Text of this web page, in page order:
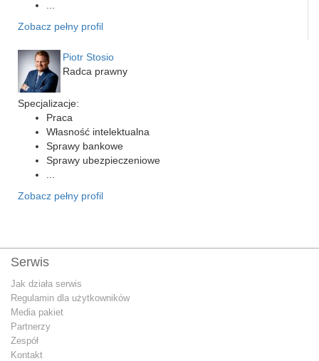
Zobacz pełny profil
Piotr Stosio
Radca prawny
Specjalizacje:
Praca
Własność intelektualna
Sprawy bankowe
Sprawy ubezpieczeniowe
Zobacz pełny profil
Serwis
Jak działa serwis
Regulamin dla użytkowników
Media pakiet
Partnerzy
Zespół
Kontakt